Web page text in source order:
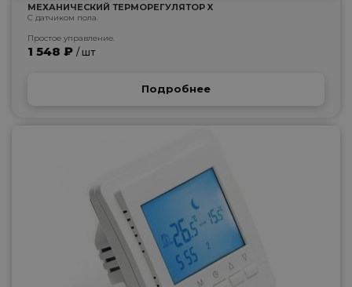
МЕХАНИЧЕСКИЙ ТЕРМОРЕГУЛЯТОР X
С датчиком пола.
Простое управление.
1 548 ₽ / шт
Подробнее